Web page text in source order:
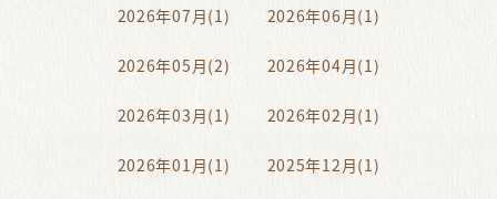
2026年07月(1) 2026年06月(1)
2026年05月(2) 2026年04月(1)
2026年03月(1) 2026年02月(1)
2026年01月(1) 2025年12月(1)